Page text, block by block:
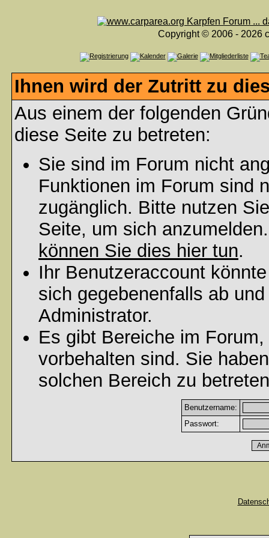
Copyright © 2006 - 2026
Ihnen wird der Zutritt zu
Aus einem der folgenden
diese Seite zu betreten:
Sie sind im Forum nicht
Funktionen im Forum sind
zugänglich. Bitte nutzen
Seite, um sich
können Sie dies hier tun.
Ihr Benutzeraccount
sich gegebenenfalls ab
Administrator.
Es gibt Bereiche im
vorbehalten sind. Sie
solchen Bereich zu
Benutzername:
Passwort: